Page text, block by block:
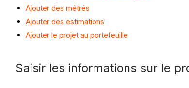
Ajouter des métrés
Ajouter des estimations
Ajouter le projet au portefeuille
Saisir les informations sur le